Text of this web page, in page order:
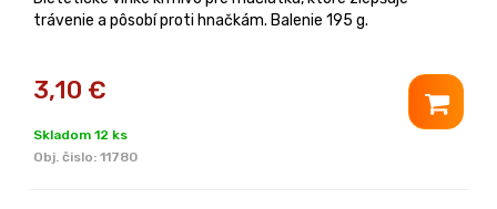
trávenie a pôsobí proti hnačkám. Balenie 195 g.
3,10 €
Skladom 12 ks
Obj. čislo: 11780